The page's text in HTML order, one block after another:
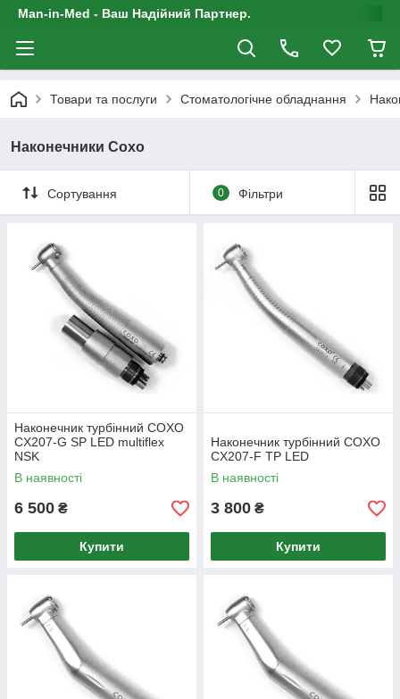
Man-in-Med - Ваш Надійний Партнер.
Товари та послуги Стоматологічне обладнання
Наконечники Сохо
Сортування 0 Фільтри
Наконечник турбінний COXO
CX207-G SP LED multiflex
NSK
В наявності
6 500 ₴
Купити
Наконечник турбінний COXO
CX207-F TP LED
В наявності
3 800 ₴
Купити